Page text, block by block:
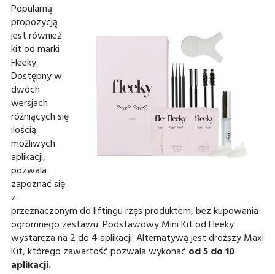
Popularną
propozycją
jest również
kit od marki
Fleeky.
Dostępny w
dwóch
wersjach
różniących się
ilością
możliwych
aplikacji,
pozwala
zapoznać się
z
przeznaczonym do liftingu rzęs produktem, bez kupowania
ogromnego zestawu. Podstawowy Mini Kit od Fleeky
wystarcza na 2 do 4 aplikacji. Alternatywą jest droższy Maxi
Kit, którego zawartość pozwala wykonać od 5 do 10
aplikacji.